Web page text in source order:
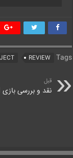
Tags
REVIEW
قبل
نقد و بررسی بازی Spiral